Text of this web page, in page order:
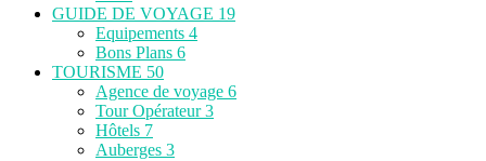
GUIDE DE VOYAGE 19
Equipements 4
Bons Plans 6
TOURISME 50
Agence de voyage 6
Tour Opérateur3
Hôtels 7
Auberges 3